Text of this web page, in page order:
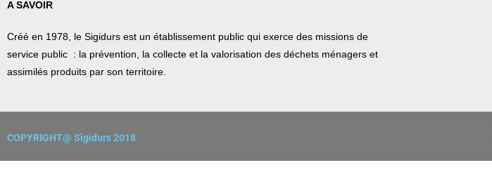
A SAVOIR
Créé en 1978, le Sigidurs est un établissement public qui exerce des missions de
service public : la prévention, la collecte et la valorisation des déchets ménagers et
assimilés produits par son territoire.
COPYRIGHT@ Sigidurs 2018